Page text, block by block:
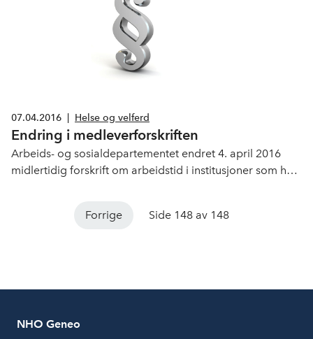
07.04.2016 Helse og velferd
Endring i medleverforskriften
Arbeids- og sosialdepartementet endret 4. april 2016
midlertidig forskrift om arbeidstid i institusjoner som har
Forrige Side 148 av 148
NHO Geneo